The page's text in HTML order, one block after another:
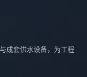
成套供水设备，为工程